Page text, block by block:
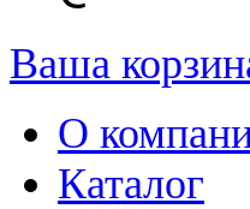
Ваша
О
Каталог